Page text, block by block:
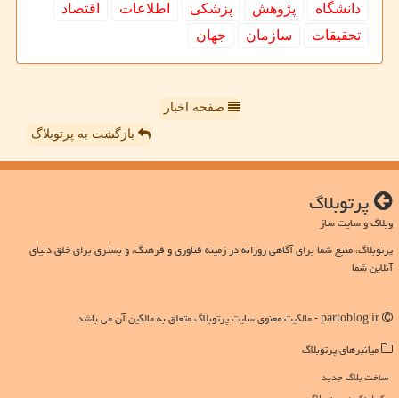
دانشگاه پژوهش پزشكی اطلاعات
اقتصاد
تحقیقات
سازمان جهان
صفحه اخبار
بازگشت به پرتوبلاگ
پرتوبلاگ
وبلاگ و سایت ساز
پرتوبلاگ، منبع شما برای آگاهی روزانه در زمینه فناوری و فرهنگ، و بستری برای خلق دنیای
آنلاین شما
میانبرهای پرتوبلاگ
ساخت بلاگ جدید